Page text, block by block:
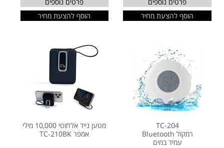
פרטים נוספים
הוסף להצעת מחיר
פרטים נוספים
הוסף להצעת מחיר
TC-204
רמקול Bluetooth
עמיד במים
מטען נייד אלחוטי 10,000 מילי
אמפר TC-210BK